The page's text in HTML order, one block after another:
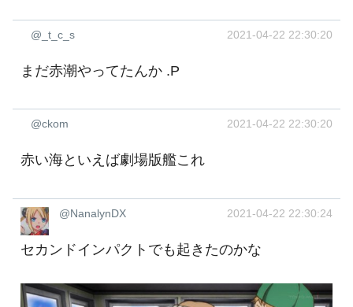
@_t_c_s 2021-04-22 22:30:20
まだ赤潮やってたんか .P
@ckom 2021-04-22 22:30:20
赤い海といえば劇場版艦これ
@NanalynDX 2021-04-22 22:30:24
セカンドインパクトでも起きたのかな